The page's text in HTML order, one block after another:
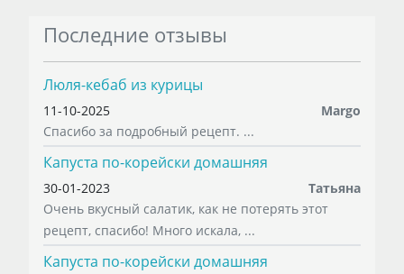
Последние отзывы
Люля-кебаб из курицы
11-10-2025
Margo
Спасибо за подробный рецепт. ...
Капуста по-корейски домашняя
30-01-2023
Татьяна
Очень вкусный салатик, как не потерять этот
рецепт, спасибо! Много искала, ...
Капуста по-корейски домашняя